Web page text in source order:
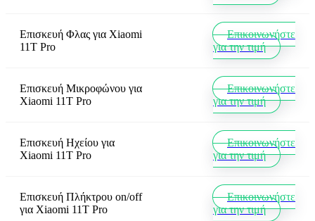
Επισκευή Φλας για Xiaomi
11T Pro
Επικοινωνήστε
για την τιμή
Επισκευή Μικροφώνου για
Xiaomi 11T Pro
Επικοινωνήστε
για την τιμή
Επισκευή Ηχείου για
Xiaomi 11T Pro
Επικοινωνήστε
για την τιμή
Επισκευή Πλήκτρου on/off
για Xiaomi 11T Pro
Επικοινωνήστε
για την τιμή